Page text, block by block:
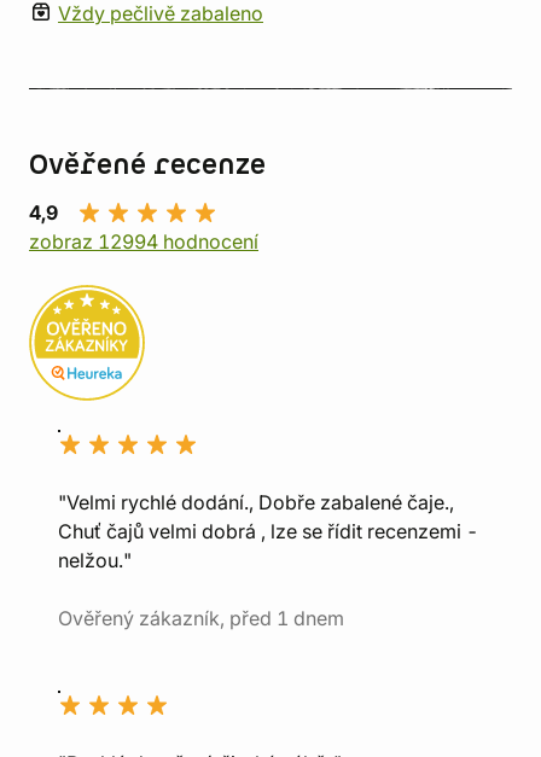
Vždy pečlivě zabaleno
Ověřené recenze
4,9
zobraz 12994 hodnocení
"Velmi rychlé dodání., Dobře zabalené čaje.,
Chuť čajů velmi dobrá , lze se řídit recenzemi -
nelžou."
Ověřený zákazník, před 1 dnem